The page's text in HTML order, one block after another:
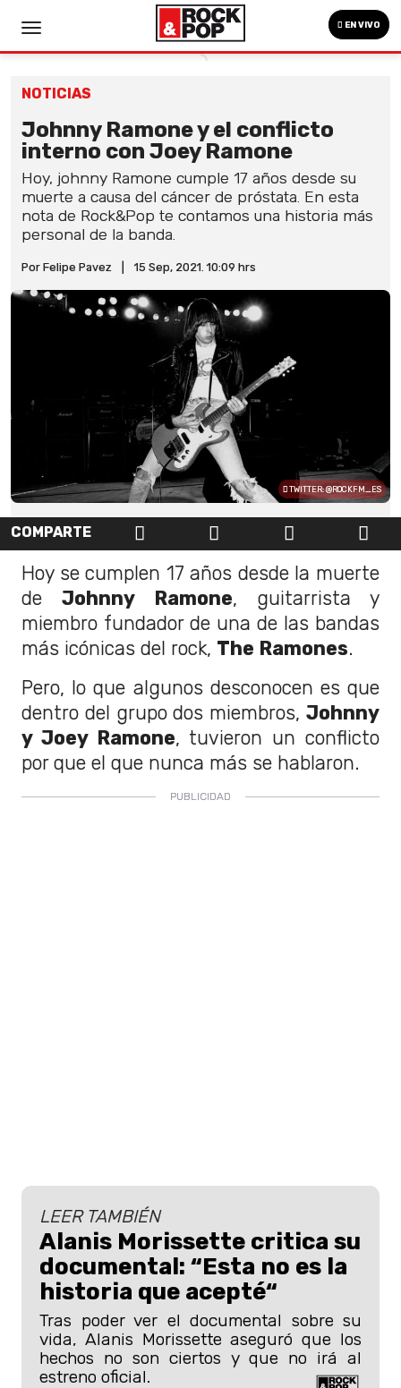
EN VIVO
NOTICIAS
Johnny Ramone y el conflicto
interno con Joey Ramone
Hoy, johnny Ramone cumple 17 años desde su
muerte a causa del cáncer de próstata. En esta
nota de Rock&Pop te contamos una historia más
personal de la banda.
Por Felipe Pavez 15 Sep, 2021. 10:09 hrs
TWITTER: @ROCKFM_ES
COMPARTE
Hoy se cumplen 17 años desde la muerte
deJohnny Ramone, guitarrista y
miembro fundador de una de las bandas
más icónicas del rock, The Ramones.
Pero, lo que algunos desconocen es que
dentro del grupo dos miembros, Johnny
y Joey Ramone, tuvieron un conflicto
por que el que nunca más se hablaron.
LEER TAMBIÉN
Alanis Morissette critica su
documental: “Esta no es la
historia que acepté“
Tras poder ver el documental sobre su
vida, Alanis Morissette aseguró que los
hechos no son ciertos y que no irá al
estreno oficial.